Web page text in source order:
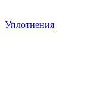
Уплотнения